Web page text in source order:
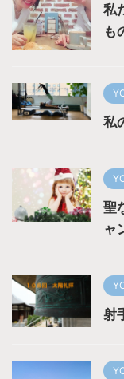
私
も
私
聖
ャ
射